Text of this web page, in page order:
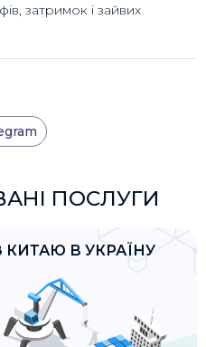
затримок і зайвих
ПОСЛУГИ
КИТАЮ В УКРАЇНУ